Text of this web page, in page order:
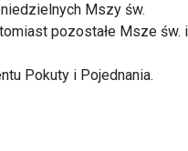
Mszy św.
pozostałe Msze św.
Pokuty i Pojednania.